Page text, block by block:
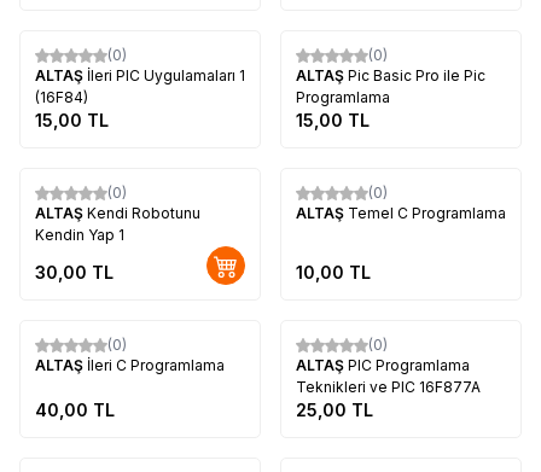
(0)
ALTAŞ İleri PIC Uygulamaları 1
(16F84)
15,00 TL
(0)
ALTAŞ Pic Basic Pro ile Pic
Programlama
15,00 TL
(0)
ALTAŞ Kendi Robotunu
Kendin Yap 1
30,00 TL
(0)
ALTAŞ Temel C Programlama
10,00 TL
(0)
ALTAŞ İleri C Programlama
40,00 TL
Yeni
(0)
ALTAŞ PIC Programlama
Teknikleri ve PIC 16F877A
25,00 TL